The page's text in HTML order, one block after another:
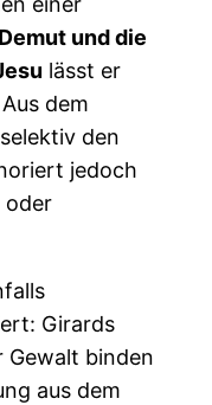
und die
lässt er
dem
den
jedoch
oder
Girards
Gewalt binden
aus dem